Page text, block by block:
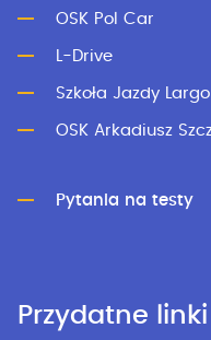
OSK Pol Car
L-Drive
Szkoła Jazdy Largo
OSK Arkadiusz
Pytania na testy
Przydatne linki